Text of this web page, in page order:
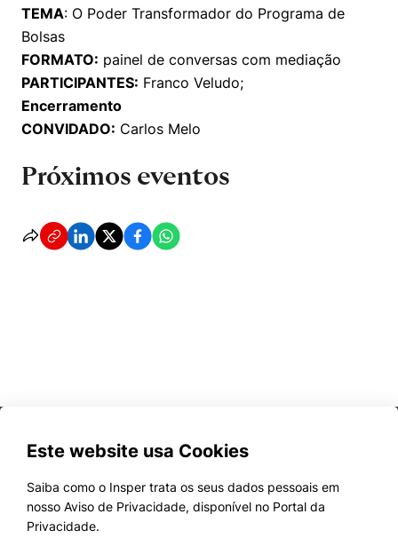
TEMA: O Poder Transformador do Programa de
Bolsas
FORMATO: painel de conversas com mediação
PARTICIPANTES: Franco Veludo;
Encerramento
CONVIDADO: Carlos Melo
Próximos eventos
Este website usa Cookies
Saiba como o Insper trata os seus dados pessoais em
nosso Aviso de Privacidade, disponível no Portal da
Privacidade.
Cursos